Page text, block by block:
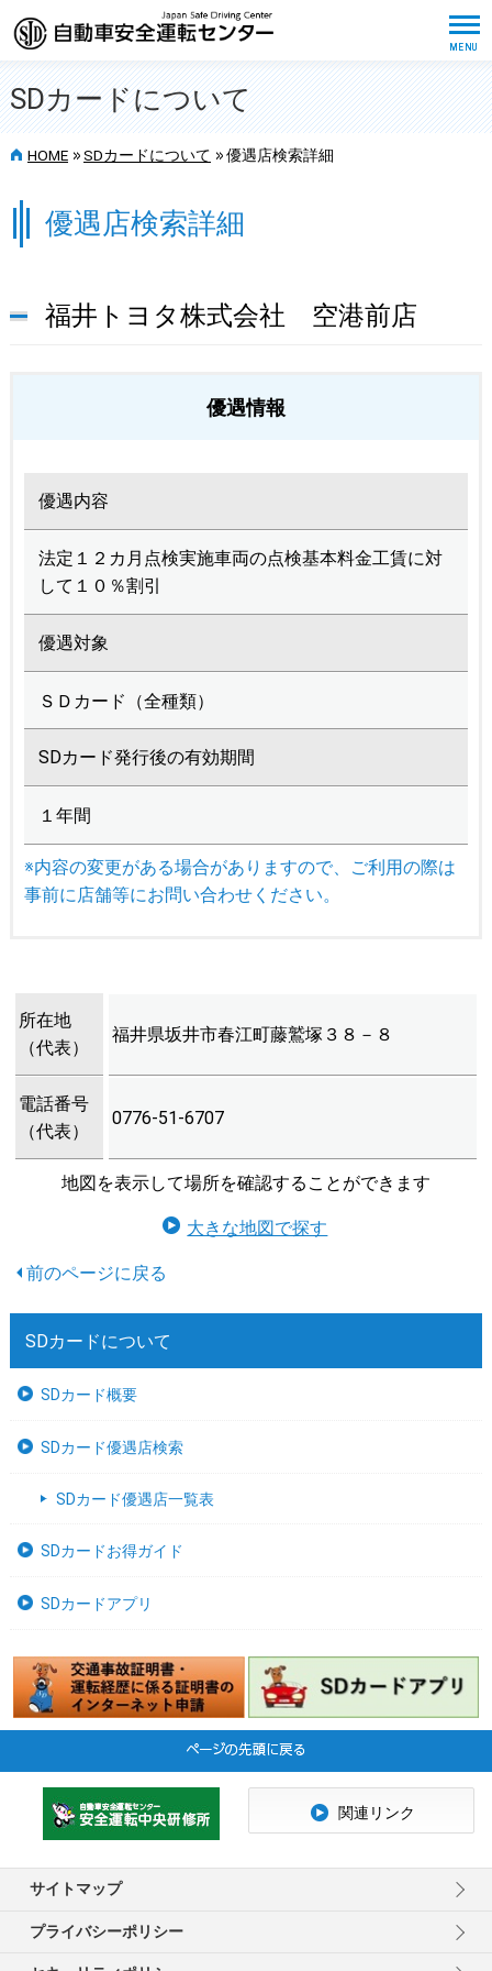
SDカードについて
HOME >> SDカードについて >> 優遇店検索詳細
優遇店検索詳細
福井トヨタ株式会社 空港前店
優遇情報
優遇内容
法定１２カ月点検実施車両の点検基本料金工賃に対
して１０％割引
優遇対象
ＳＤカード（全種類）
SDカード発行後の有効期間
１年間
※内容の変更がある場合がありますので、ご利用の際は
事前に店舗等にお問い合わせください。
所在地
（代表）
福井県坂井市春江町藤鷲塚３８－８
電話番号
（代表）
0776-51-6707
地図を表示して場所を確認することができます
大きな地図で探す
SDカードについて
SDカード概要
SDカード優遇店検索
SDカード優遇店一覧表
SDカードお得ガイド
SDカードアプリ
サイトマップ
プライバシーポリシー
関連リンク